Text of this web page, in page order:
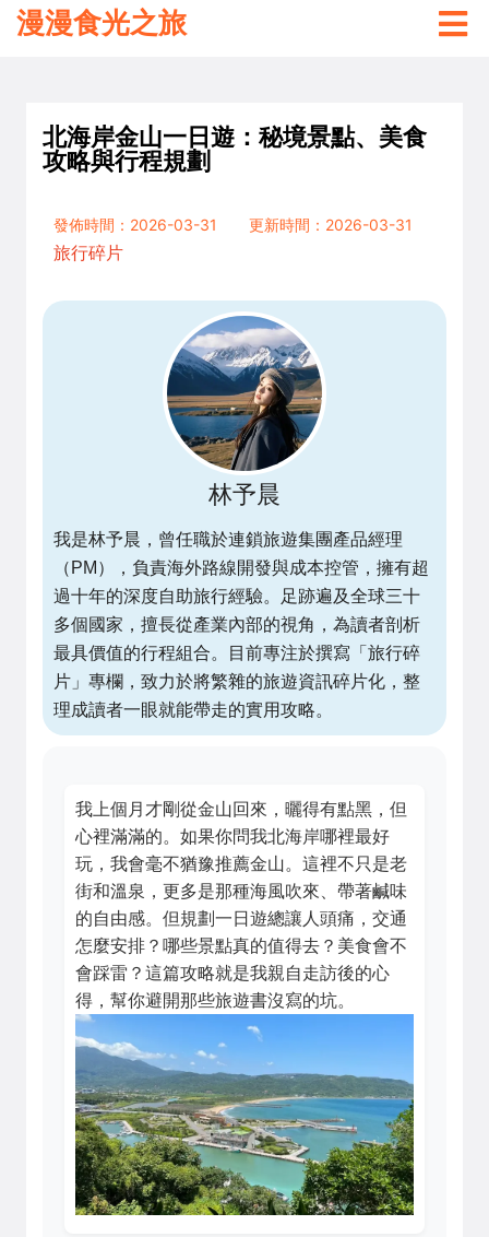
漫漫食光之旅
北海岸金山一日遊：秘境景點、美食
攻略與行程規劃
發佈時間：2026-03-31
更新時間：2026-03-31
旅行碎片
林予晨
我是林予晨，曾任職於連鎖旅遊集團產品經理
（PM），負責海外路線開發與成本控管，擁有超
過十年的深度自助旅行經驗。足跡遍及全球三十
多個國家，擅長從產業內部的視角，為讀者剖析
最具價值的行程組合。目前專注於撰寫「旅行碎
片」專欄，致力於將繁雜的旅遊資訊碎片化，整
理成讀者一眼就能帶走的實用攻略。
我上個月才剛從金山回來，曬得有點黑，但
心裡滿滿的。如果你問我北海岸哪裡最好
玩，我會毫不猶豫推薦金山。這裡不只是老
街和溫泉，更多是那種海風吹來、帶著鹹味
的自由感。但規劃一日遊總讓人頭痛，交通
怎麼安排？哪些景點真的值得去？美食會不
會踩雷？這篇攻略就是我親自走訪後的心
得，幫你避開那些旅遊書沒寫的坑。